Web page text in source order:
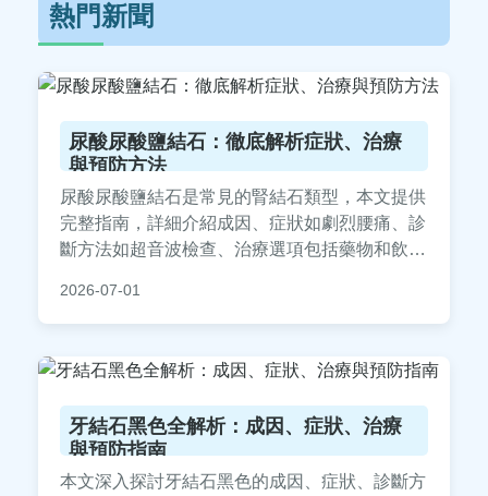
熱門新聞
尿酸尿酸鹽結石：徹底解析症狀、治療
與預防方法
尿酸尿酸鹽結石是常見的腎結石類型，本文提供
完整指南，詳細介紹成因、症狀如劇烈腰痛、診
斷方法如超音波檢查、治療選項包括藥物和飲食
列表、治療比較表格和常見問答，幫助您全面了
解如何應對尿酸結石，降低復發風險。適合所有
2026-07-01
牙結石黑色全解析：成因、症狀、治療
與預防指南
本文深入探討牙結石黑色的成因、症狀、診斷方